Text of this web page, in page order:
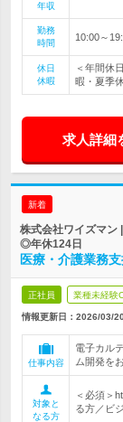
年収
勤務
時間
10:00～
休日
休暇
＜年間休
暇・夏季
求人詳細
新着
株式会社ワイズマン
◎年休124日
医療・介護業務
正社員 業種未経験
情報更新日：2026/03/20
仕事内容
電子カル
ム開発を
対象と
なる方
＜必須＞
る方／ビ